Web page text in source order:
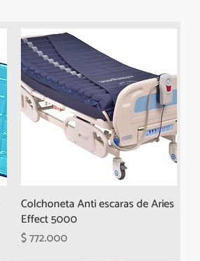
Colchoneta Anti escaras de Aries
Effect 5000
Precio
$ 772.000